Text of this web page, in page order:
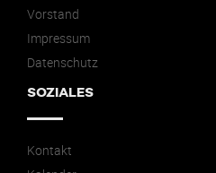
Vorstand
Impressum
Datenschutz
SOZIALES
Kontakt